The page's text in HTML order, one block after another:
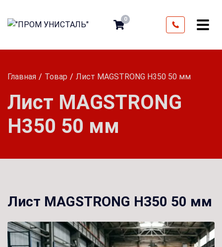
0
Главная Товар Лист MAGSTRONG H350 50 мм
Лист MAGSTRONG
H350 50 мм
Лист MAGSTRONG H350 50 мм